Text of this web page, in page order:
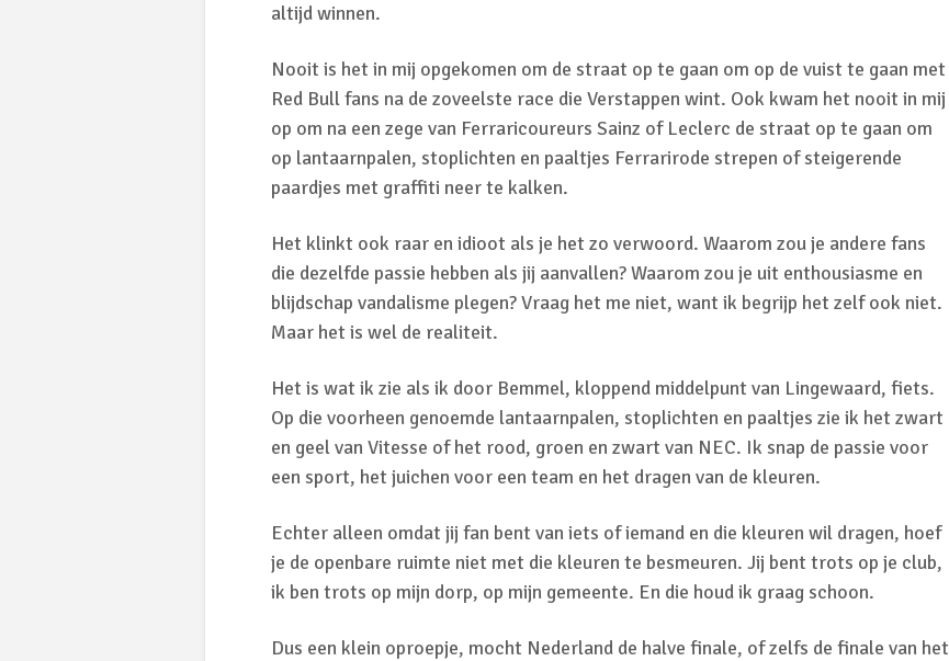
altijd winnen.
Nooit is het in mij opgekomen om de straat op te gaan om op de vuist te gaan met
Red Bull fans na de zoveelste race die Verstappen wint. Ook kwam het nooit in mij
op om na een zege van Ferraricoureurs Sainz of Leclerc de straat op te gaan om
op lantaarnpalen, stoplichten en paaltjes Ferrarirode strepen of steigerende
paardjes met graffiti neer te kalken.
Het klinkt ook raar en idioot als je het zo verwoord. Waarom zou je andere fans
die dezelfde passie hebben als jij aanvallen? Waarom zou je uit enthousiasme en
blijdschap vandalisme plegen? Vraag het me niet, want ik begrijp het zelf ook niet.
Maar het is wel de realiteit.
Het is wat ik zie als ik door Bemmel, kloppend middelpunt van Lingewaard, fiets.
Op die voorheen genoemde lantaarnpalen, stoplichten en paaltjes zie ik het zwart
en geel van Vitesse of het rood, groen en zwart van NEC. Ik snap de passie voor
een sport, het juichen voor een team en het dragen van de kleuren.
Echter alleen omdat jij fan bent van iets of iemand en die kleuren wil dragen, hoef
je de openbare ruimte niet met die kleuren te besmeuren. Jij bent trots op je club,
ik ben trots op mijn dorp, op mijn gemeente. En die houd ik graag schoon.
Dus een klein oproepje, mocht Nederland de halve finale, of zelfs de finale van het